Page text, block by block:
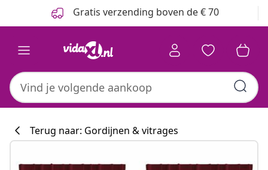
Gratis verzending boven de € 70
Terug naar: Gordijnen & vitrages